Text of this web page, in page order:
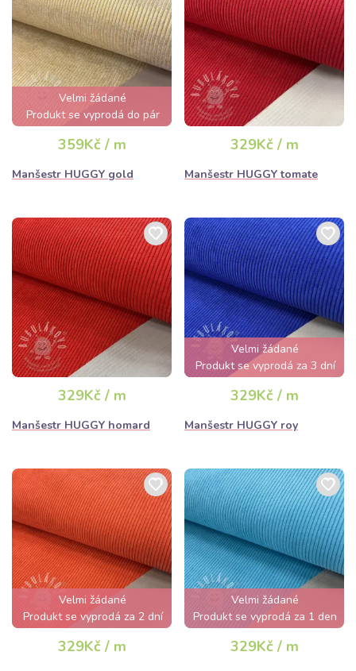
Velmi žádané
Produkt se vyprodá do pár
hodin
359Kč / m
Manšestr HUGGY gold
329Kč / m
Manšestr HUGGY tomate
329Kč / m
Manšestr HUGGY homard
Velmi žádané
Produkt se vyprodá za 3 dní
329Kč / m
Manšestr HUGGY roy
Velmi žádané
Produkt se vyprodá za 2 dní
329Kč / m
Velmi žádané
Produkt se vyprodá za 1 den
329Kč / m